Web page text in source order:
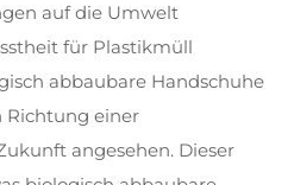
auf die Umwelt
für Plastikmüll
abbaubare Handschuhe
Richtung einer
angesehen. Dieser